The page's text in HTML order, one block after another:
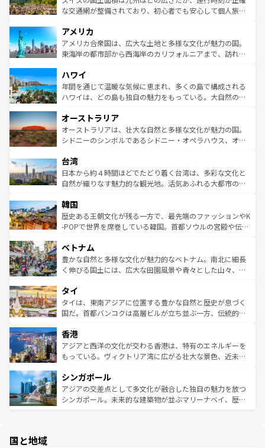
を参照してほしい。
戦など、本場だからこそできる体験も豊富。イギリスを旅
ンツ一覧を参照してほしい。
な交通網が整備されており、初心者でも安心して個人旅行
の建物がそのまま残る町や、スイスならではのユニークな
博物館もあり、アルプス観光だけでなく町歩きも満喫する
ことができる。国民の所得が高いため物価も高いが、旅行
ば市内交通費無料で観光を楽しむこともできる。 なお、新
着のスイス情報はコンテンツ一覧 を参照してほしい。
アメリカ
アメリカ合衆国は、広大な土地と多様な文化が魅力の国。
東海岸の都市部から西海岸のカリフォルニアまで、訪れる
のような巨大都市は、観光、ショッピング、エンターテイ
ンメントが詰まった刺激的なスポットだ。一方、アメリカ
西部には大自然が広がり、グランドキャニオンやイエロー
部のニューオーリンズでは、音楽と美食が融合した独特の
文化が魅力。旅行者はアメリカの各地域で異なる魅力を楽
しみながら、その多様性と豊かな歴史を感じることができ
ならではの贅沢な旅のスタイルだ。 なお、新着のアメリカ
情報はコンテンツ一覧を参照してほしい。
ハワイ
年間を通じて温暖な気候に恵まれ、多くの島で構成される
ハワイは、どの島も独自の魅力をもっている。大自然の神
ワイ島は見逃せない。また、定番の観光地といえばオアフ
島だが、静かな自然を求めるならマウイ島やカウアイ島が
おすすめ。エメラルドグリーンに輝く海をはじめ、豊かな
れるおもてなしの心で訪れる人々を迎えてくれるハワイの
人々、おいしいローカルフードやハワイアンミュージッ
ク、伝統的なフラダンスなど、すべてがハワイの魅力を彩
ワイを、存分に味わってほしい。 なお、新着のハワイ情報
はコンテンツ一覧を参照してほしい。
オーストラリア
オーストラリアは、壮大な自然と多様な文化が魅力の国。
シドニーのシンボルであるシドニー・オペラハウス、オー
リアリーフや大陸中央部にそびえるウルル（エアーズロッ
ク）、タスマニアの美しい原生林やケアンズの熱帯雨林な
ど、見どころがたくさん。また、カフェやワイン、オージ
いる。アクティビティも充実しており、サーフィンやダイ
ビング、ハイキングなど、アウトドア好きにはたまらな
い。オーストラリアの多彩な魅力を存分に味わいつくそ
参照してほしい。
台湾
日本から約４時間ほどでたどり着く台湾は、多彩な文化と
自然が織りなす魅力的な観光地。活気あふれる大都市の台
ン）、静ひつな山岳地帯である台湾東部など、都市の喧騒
と山間の静けさが共存しており、訪れる人に新しい発見と
驚きをもたらしてくれる。また、奥深い台湾の食文化も魅
容にもいいと評判のスイーツなど、バラエティ豊かな料理
が味わえる。 なお、新着の台湾情報は コンテンツ一覧を参
照してほしい。
韓国
歴史ある王朝文化が残る一方で、最先端のファッションやK
-POPで世界を席巻している韓国。首都ソウルの宮殿や伝統
き、地方に足を延ばせば四季折々の自然美を楽しむことが
できる。そして、キムチや焼肉、絶品のストリートフード
まで、さまざまな韓国料理が待っている。夜には、韓国な
リティに包まれながら、韓国の多彩な魅力を心ゆくまで味
わってみてほしい。 なお、新着の韓国情報はコンテンツ一
覧を参照してほしい。
ベトナム
豊かな自然と多様な文化が魅力的なベトナム。南北に細長
く伸びる国土には、広大な田園風景や青々とした山々、世
急速な発展と共に伝統が息づく。ハノイの古い町並みやホ
ーチミン市のフランス統治時代の建物も、独特の雰囲気を
醸し出している。また、バラエティの豊かさとおいしさで
とつ。フォーやバインミー、ベトナムコーヒーなどは、ぜ
ひ現地で味わいたい。どの地域を訪れてもあたたかい人々
が旅行者を迎えてくれるので、きっと忘れられない旅にな
参照してほしい。
タイ
タイは、東南アジアに位置する豊かな自然と歴史が息づく
国だ。首都バンコクは高層ビルが立ち並ぶ一方、伝統的な
の活気が交差している。北部ではチェンマイなどの山岳地
帯で自然と触れ合い、南部ではプーケットやクラビの美し
いビーチでリゾート気分を楽しむことができる。タイ料理
激する。気候は一年中温暖で、どの季節にも異なる楽しみ
が待っている。親しみやすいタイの人々、仏教を中心とし
た文化、そして多様な観光資源が、訪れる旅人を魅了し続
香港
アジアと西洋の文化が交わる香港は、特有のエネルギーを
もっている。ヴィクトリア湾に広がる壮大な景色、近未来
み、どこを訪れても感動するはず。観光スポットが密集し
ており、効率よく見どころを回れるのも魅力。息をのむよ
うな絶景から文化的な体験まで、香港を存分に楽しみ尽く
シンガポール
アジアの交差点として多文化が融合した独自の魅力を放つ
シンガポール。未来的な建築物が並ぶマリーナベイ、歴史
国と地域